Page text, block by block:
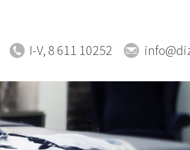
I-V, 8 611 10252